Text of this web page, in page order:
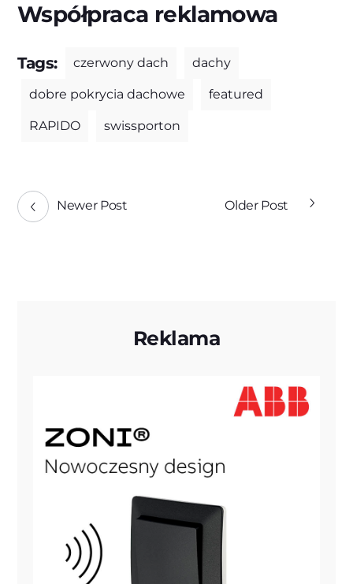
Współpraca reklamowa
Tags: czerwony dach dachy
dobre pokrycia dachowe featured
RAPIDO swissporton
Newer Post Older Post
Reklama